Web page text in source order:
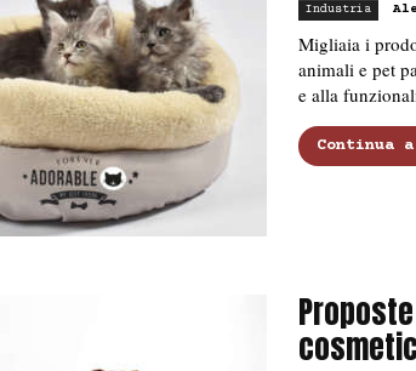
Industria
Migliaia i
animali e pet
e alla
Continua